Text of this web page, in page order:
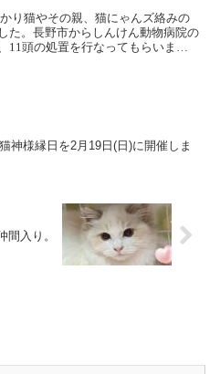
り猫やその親、猫にゃんズ絡みの
た。長野市からしんけん動物病院の
11頭の処置を行なってもらいまし
神様縁日を2月19日(日)に開催しま
間入り。